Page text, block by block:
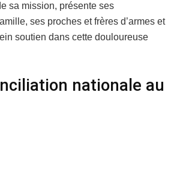
sa mission, présente ses
ses proches et frères d’armes et
soutien dans cette douloureuse
nationale au